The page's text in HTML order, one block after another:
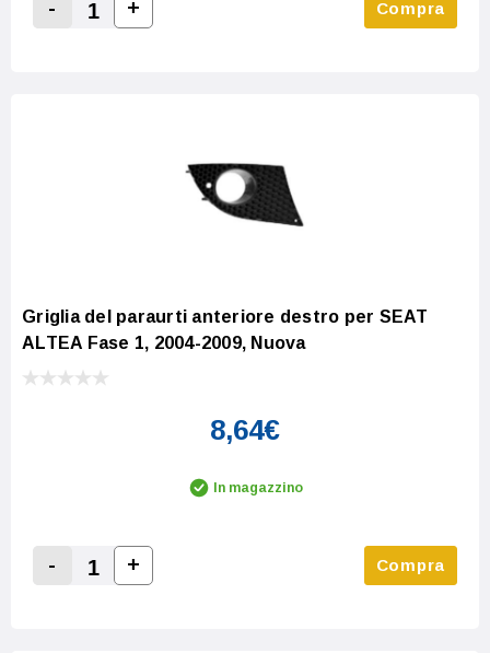
Decrease Quantity:
-
Increase Quantity:
+ Compra
Griglia del paraurti anteriore destro per SEAT
ALTEA Fase 1, 2004-2009, Nuova
8,64€
In magazzino
Decrease Quantity:
-
Increase Quantity:
+ Compra